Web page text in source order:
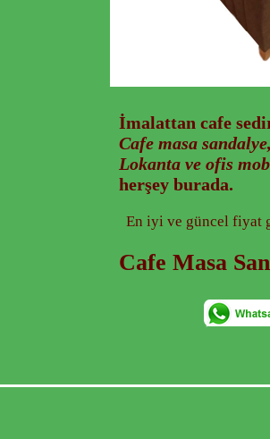
İmalattan cafe
Cafe masa
Lokanta ve ofis
herşey burada.
En iyi ve güncel fiyat
Cafe Masa